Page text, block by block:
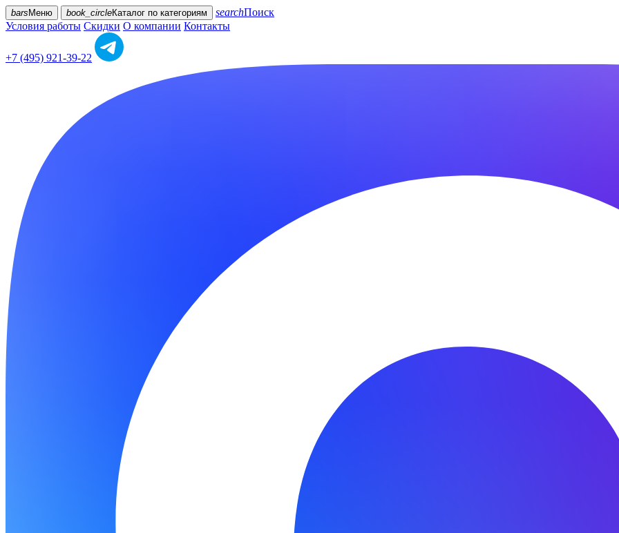
bars Меню book_circleКаталог по категориям searchПоиск
Условия работы Скидки О компании Контакты
+7 (495) 921-39-22